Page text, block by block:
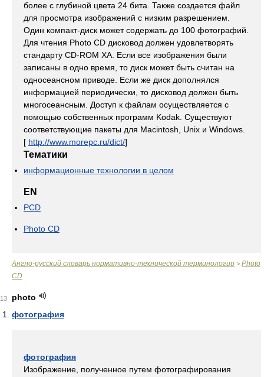
более с глубиной цвета 24 бита. Также создается файл
для просмотра изображений с низким разрешением.
Один компакт-диск может содержать до 100 фотографий.
Для чтения Photo CD дисковод должен удовлетворять
стандарту CD-ROM XA. Если все изображения были
записаны в одно время, то диск может быть считан на
односеансном приводе. Если же диск дополнялся
информацией периодически, то дисковод должен быть
многосеансным. Доступ к файлам осуществляется с
помощью собственных программ Kodak. Существуют
соответствующие пакеты для Macintosh, Unix и Windows.
[ http://www.morepc.ru/dict/]
Тематики
информационные технологии в целом
EN
PCD
Photo CD
Англо-русский словарь нормативно-технической терминологии > Photo
CD
13
photo
фотография
фотография
Изображение, полученное путем фотографирования